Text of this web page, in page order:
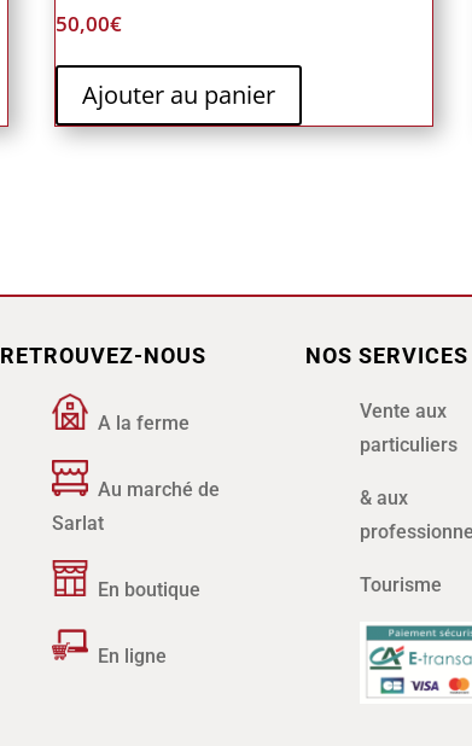
50,00€
Ajouter au panier
RETROUVEZ-NOUS
A la ferme
Au marché de
Sarlat
En boutique
En ligne
NOS SERVICES
Vente aux
particuliers
& aux
Tourisme